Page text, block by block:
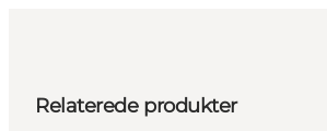
Relaterede produkter